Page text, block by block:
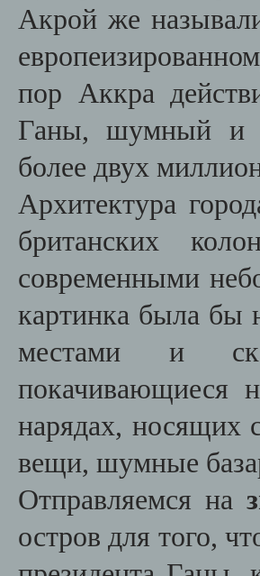
Акрой же
пор Аккра
Ганы, шумный и
более двух
Архитектура
британских
современными
картинка была бы
местами и
покачивающиеся
нарядах, носящих
вещи, шумные
Отправляемся на
остров для того,